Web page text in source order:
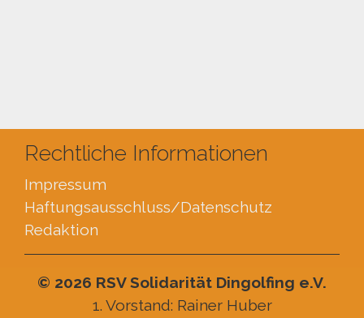
Rechtliche Informationen
Impressum
Haftungsausschluss/Datenschutz
Redaktion
© 2026 RSV Solidarität Dingolfing e.V.
1. Vorstand: Rainer Huber